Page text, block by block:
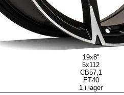
19x8"
5x112
CB57,1
ET40
1 i lager